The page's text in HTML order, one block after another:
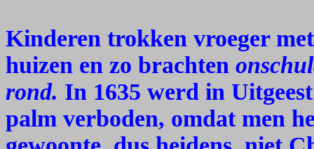
Kinderen trokken vroeger
huizen en zo brachten
rond. In 1635 werd in
palm verboden, omdat men